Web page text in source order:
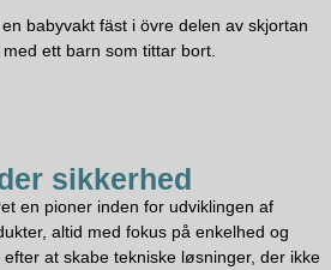
sikkerhed
en pioner inden for udviklingen af
altid med fokus på enkelhed og
at skabe tekniske løsninger, der ikke